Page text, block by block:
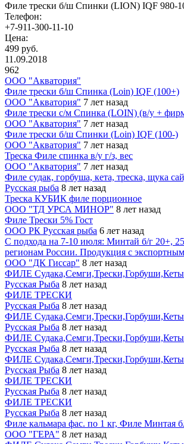
Филе трески б/ш Спинки (LION) IQF 980-
Телефон:
+7-911-300-11-10
Цена:
499 руб.
11.09.2018
962
ООО "Акватория"
Филе трески б/ш Спинка (Loin) IQF (100+)
ООО "Акватория" 7 лет назад
Филе трески с/м Спинка (LOIN) (в/у +
ООО "Акватория" 7 лет назад
Филе трески б/ш Спинки (Loin) IQF (100-)
ООО "Акватория" 7 лет назад
Треска Филе спинка в/у г/з, вес
ООО "Акватория" 7 лет назад
Филе судак, горбуша, кета, треска, щука
Русская рыба 8 лет назад
Треска КУБИК филе порционное
ООО "ТД УРСА МИНОР" 8 лет назад
Филе Трески 5% Гост
ООО РК Русская рыба 6 лет назад
С подхода на 7-10 июля: Минтай б/г 20+,
регионам России. Продукция с
ООО "ДК Гиссар" 8 лет назад
ФИЛЕ Судака,Семги,Трески,Горбуши,Кеты
Русская Рыба 8 лет назад
ФИЛЕ ТРЕСКИ
Русская Рыба 8 лет назад
ФИЛЕ Судака,Семги,Трески,Горбуши,Кеты
Русская Рыба 8 лет назад
ФИЛЕ Судака,Семги,Трески,Горбуши,Кеты
Русская Рыба 8 лет назад
ФИЛЕ Судака,Семги,Трески,Горбуши,Кеты
Русская Рыба 8 лет назад
ФИЛЕ ТРЕСКИ
Русская Рыба 8 лет назад
ФИЛЕ ТРЕСКИ
Русская Рыба 8 лет назад
Филе кальмара фас. по 1 кг, Филе
ООО "ГЕРА" 8 лет назад